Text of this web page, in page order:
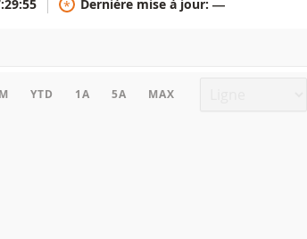
* Dernière mise à jour: ―
YTD 1A 5A MAX